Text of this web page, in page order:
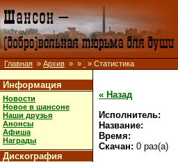
Главная » Архив » » » Статистика
Информация
Новости
Новое в шансоне
Наши друзья
Анонсы
Афиша
Награды
Дискография
« Назад
Исполнитель:
Название:
Время:
Скачан: 0 раз(а)